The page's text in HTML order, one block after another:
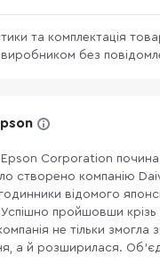
та комплектація
без
Epson Corporation
створено компанію
відомого
пройшовши крізь
не тільки змогла
а й розширилася.